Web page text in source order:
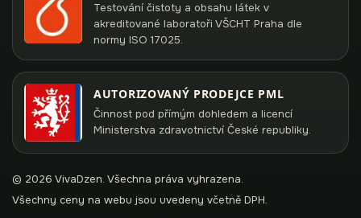
© 2026 VivaDzen. Všechna práva vyhrazena.
Všechny ceny na webu jsou uvedeny včetně DPH.
Testování čistoty a obsahu látek v
akreditované laboratoři VŠCHT Praha dle
normy ISO 17025.
AUTORIZOVANÝ PRODEJCE PML
Činnost pod přímým dohledem a licencí
Ministerstva zdravotnictví České republiky.